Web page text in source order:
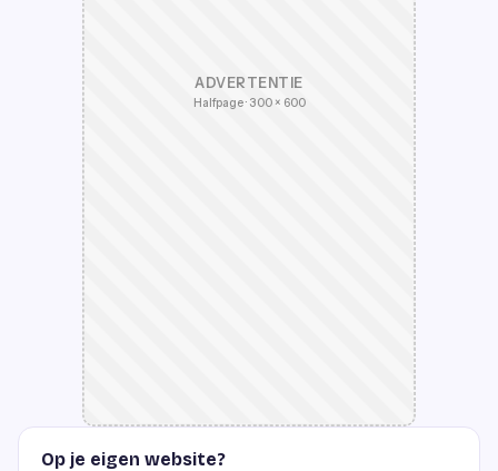
ADVERTENTIE
Halfpage · 300 × 600
Op je eigen website?